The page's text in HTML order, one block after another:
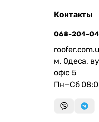
Контакты
068-204-
м. Одеса,
офіс 5
Пн—Сб
AI